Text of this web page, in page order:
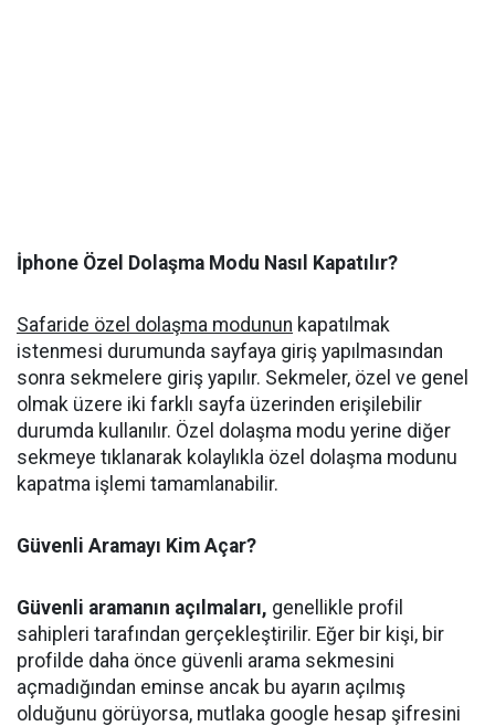
İphone Özel Dolaşma Modu Nasıl Kapatılır?
Safaride özel dolaşma modunun kapatılmak
istenmesi durumunda sayfaya giriş yapılmasından
sonra sekmelere giriş yapılır. Sekmeler, özel ve genel
olmak üzere iki farklı sayfa üzerinden erişilebilir
durumda kullanılır. Özel dolaşma modu yerine diğer
sekmeye tıklanarak kolaylıkla özel dolaşma modunu
kapatma işlemi tamamlanabilir.
Güvenli Aramayı Kim Açar?
Güvenli aramanın açılmaları, genellikle profil
sahipleri tarafından gerçekleştirilir. Eğer bir kişi, bir
profilde daha önce güvenli arama sekmesini
açmadığından eminse ancak bu ayarın açılmış
olduğunu görüyorsa, mutlaka google hesap şifresini